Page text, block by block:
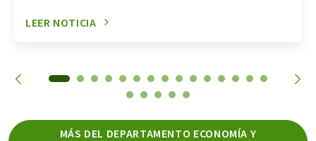
LEER NOTICIA
MÁS DEL DEPARTAMENTO ECONOMÍA Y